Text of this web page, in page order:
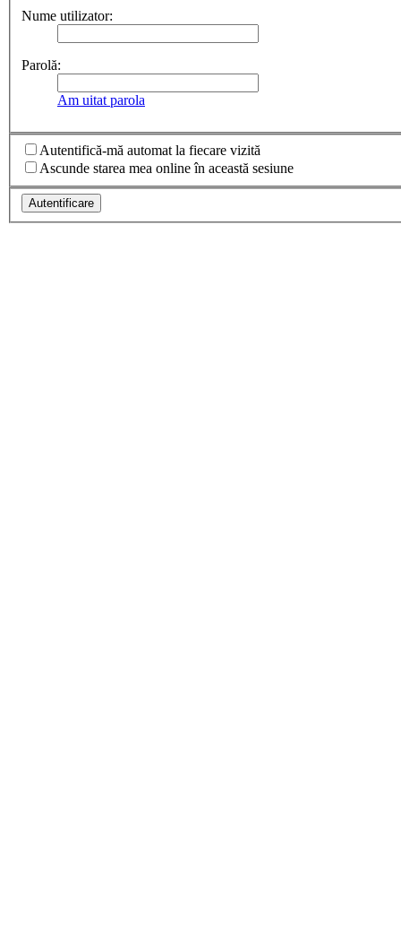
Nume utilizator:
Parolă:
Am uitat parola
Autentifică-mă automat la fiecare vizită
Ascunde starea mea online în această sesiune